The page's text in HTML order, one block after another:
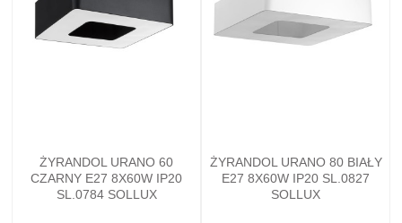
ŻYRANDOL URANO 60
CZARNY E27 8X60W IP20
SL.0784 SOLLUX
ŻYRANDOL URANO 80 BIAŁY
E27 8X60W IP20 SL.0827
SOLLUX